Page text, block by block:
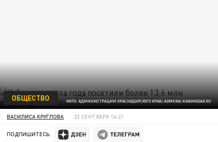
ФОТО: АДМИНИСТРАЦИИ КРАСНОДАРСКОГО КРАЯ/ ADMKRAI.KRASNODAR.RU
ОБЩЕСТВО
ВАСИЛИСА КРУГЛОВА 23 СЕНТЯБРЯ 16:21
ПОДПИШИТЕСЬ: